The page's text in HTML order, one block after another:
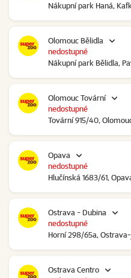
Nákupní park Haná,
Olomouc Bělidla
Nákupní park Bělidla,
nedostupné
Olomouc Tovární
Tovární 915/40,
nedostupné
Opava
Hlučínská 1683/61,
nedostupné
Ostrava - Dubina
Horní 298/65a,
nedostupné
Ostrava Centro